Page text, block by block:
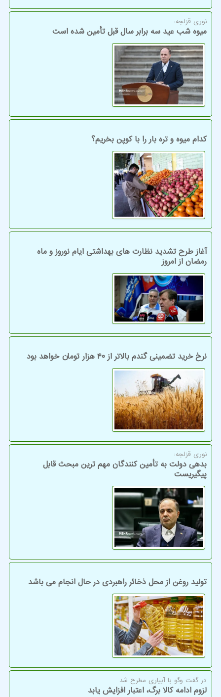
نوری قزلجه:
میوه شب عید سه برابر سال قبل تأمین شده است
کدام میوه و تره بار را با کوپن بخریم؟
آغاز طرح تشدید نظارت های بهداشتی ایام نوروز و ماه
رمضان از امروز
نرخ خرید تضمینی گندم بالاتر از ۴۰ هزار تومان خواهد بود
نوری قزلجه:
بدهی دولت به تأمین کنندگان مهم ترین مبحث قابل
پیگیریست
تولید روغن از محل ذخائر راهبردی در حال انجام می باشد
در گفت وگو با آبیاری مطرح شد
لزوم ادامه کالا برگ، اعتبار افزایش یابد